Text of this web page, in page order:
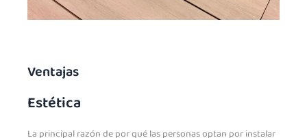
Ventajas
Estética
La principal razón de por qué las personas optan por instalar